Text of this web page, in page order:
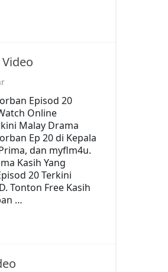
Episod 20
Online
Malay Drama
Ep 20 di Kepala
dan myflm4u.
Kasih Yang
20 Terkini
Tonton Free Kasih
…